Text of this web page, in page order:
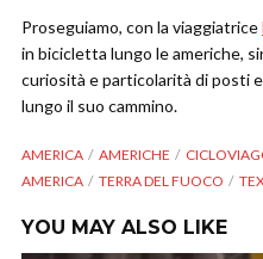
Proseguiamo, con la viaggiatrice
in bicicletta lungo le americhe,
curiosità e particolarità di posti
lungo il suo cammino.
AMERICA AMERICHE
AMERICA
TERRA DEL FUOCO
YOU MAY ALSO LIKE